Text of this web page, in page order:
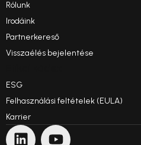
Rólunk
Irodáink
Partnerkereső
Visszaélés bejelentése
ESG
Felhasználási feltételek (EULA)
Karrier